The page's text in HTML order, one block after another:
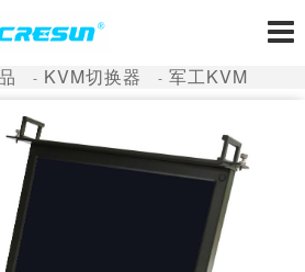
KVM切换器 军工KVM